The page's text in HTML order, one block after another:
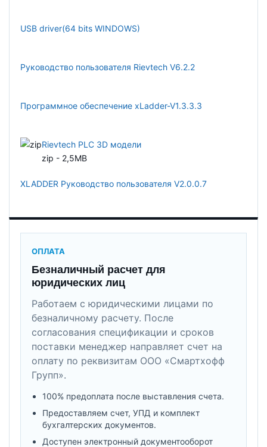
USB driver(64 bits WINDOWS)
Руководство пользователя Rievtech V6.2.2
Программное обеспечение xLadder-V1.3.3.3
Rievtech PLC 3D модели
zip - 2,5MB
XLADDER Руководство пользователя V2.0.0.7
ОПЛАТА
Безналичный расчет для
юридических лиц
Работаем с юридическими лицами по
безналичному расчету. После
согласования спецификации и сроков
поставки менеджер направляет счет на
оплату по реквизитам ООО «Смартхофф
Групп».
100% предоплата после выставления счета.
Предоставляем счет, УПД и комплект
бухгалтерских документов.
Доступен электронный документооборот